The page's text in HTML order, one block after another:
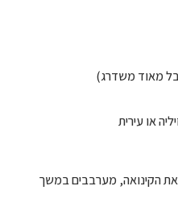
מאוד משדרג)
הקינואה, מערבבים במשך